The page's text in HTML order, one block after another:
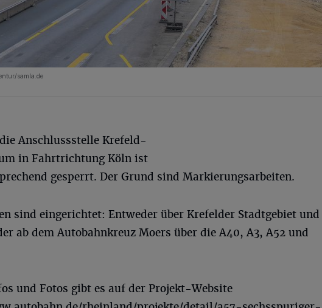
samla.de
Anschlussstelle Krefeld-
in Fahrtrichtung Köln ist
gesperrt. Der Grund sind Markierungsarbeiten.
sind eingerichtet: Entweder über Krefelder Stadtgebiet und
ab dem Autobahnkreuz Moers über die A40, A3, A52 und
und Fotos gibt es auf der Projekt-Website